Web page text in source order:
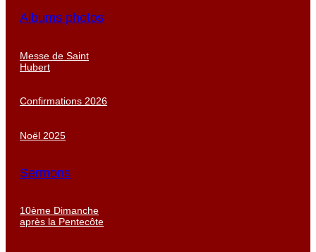
Albums photos
Messe de Saint
Hubert
Confirmations 2026
Noël 2025
Sermons
10ème Dimanche
après la Pentecôte